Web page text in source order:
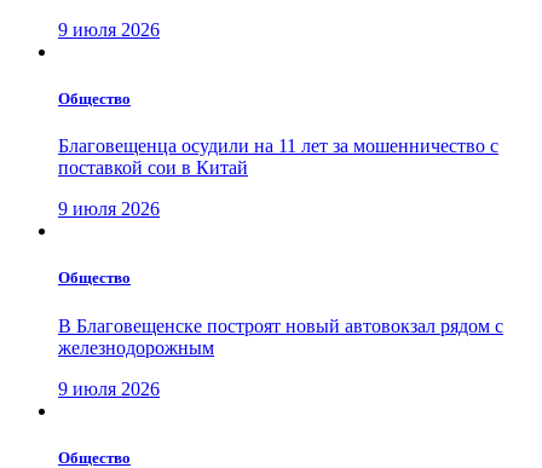
9 июля 2026
Общество
Благовещенца осудили на 11 лет за мошенничество с
поставкой сои в Китай
9 июля 2026
Общество
В Благовещенске построят новый автовокзал рядом с
железнодорожным
9 июля 2026
Общество